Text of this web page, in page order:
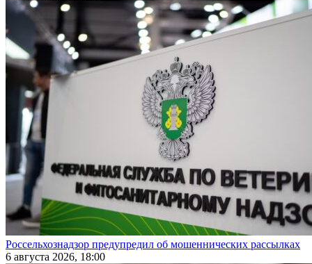
Россельхознадзор предупредил об мошеннических рассылках
6 августа 2026, 18:00